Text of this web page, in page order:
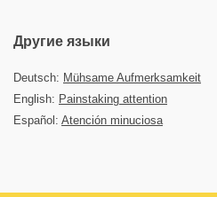
Другие языки
Deutsch: Mühsame Aufmerksamkeit
English: Painstaking attention
Español: Atención minuciosa